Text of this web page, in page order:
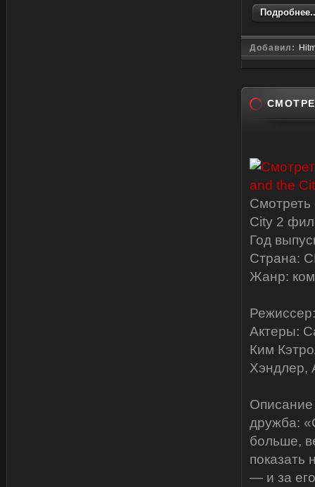
Добавил:
Смотреть
City 2
Год
Страна:
Жанр:
Актеры:
Ким
Хэндлер,
дружба:
больше,
показать
— и за